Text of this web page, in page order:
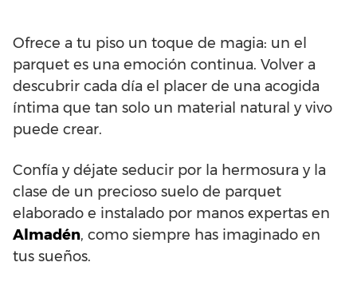
Ofrece a tu piso un toque de magia: un el
parquet es una emoción continua. Volver a
descubrir cada día el placer de una acogida
íntima que tan solo un material natural y vivo
puede crear.
Confía y déjate seducir por la hermosura y la
clase de un precioso suelo de parquet
elaborado e instalado por manos expertas en
Almadén, como siempre has imaginado en
tus sueños.